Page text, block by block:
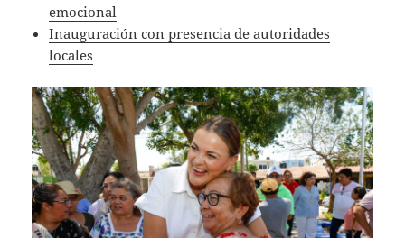
emocional
Inauguración con presencia de autoridades
locales